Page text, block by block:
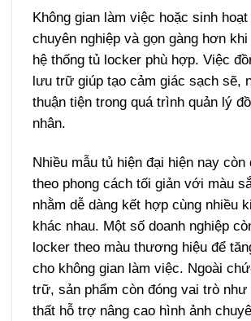
Không gian làm việc hoặc sinh
chuyên nghiệp và gọn gàng hơn
hệ thống tủ locker phù hợp. Việc
lưu trữ giúp tạo cảm giác sạch sẽ,
thuận tiện trong quá trình quản lý
nhân.
Nhiều mẫu tủ hiện đại hiện nay
theo phong cách tối giản với màu
nhằm dễ dàng kết hợp cùng nhiều
khác nhau. Một số doanh nghiệp
locker theo màu thương hiệu để
cho không gian làm việc. Ngoài
trữ, sản phẩm còn đóng vai trò như
thất hỗ trợ nâng cao hình ảnh